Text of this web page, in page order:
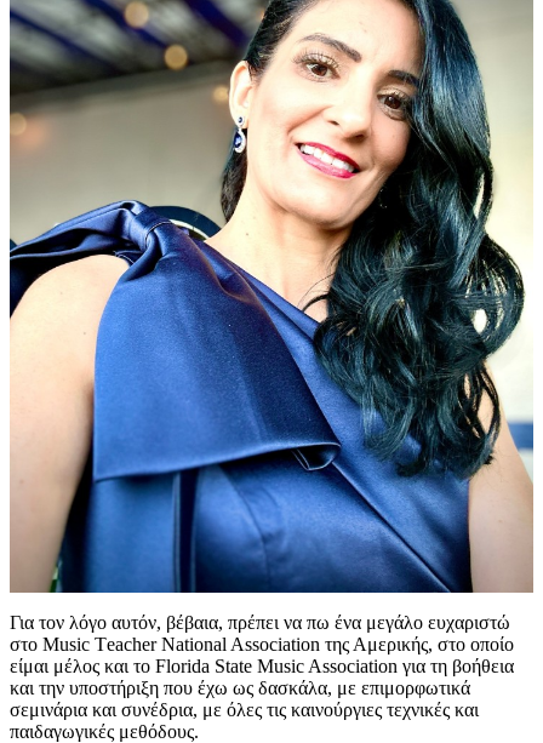
Για τον λόγο αυτόν, βέβαια, πρέπει να πω ένα μεγάλο ευχαριστώ
στο Music Τeacher National Association της Αμερικής, στο οποίο
είμαι μέλος και το Florida State Music Association για τη βοήθεια
και την υποστήριξη που έχω ως δασκάλα, με επιμορφωτικά
σεμινάρια και συνέδρια, με όλες τις καινούργιες τεχνικές και
παιδαγωγικές μεθόδους.